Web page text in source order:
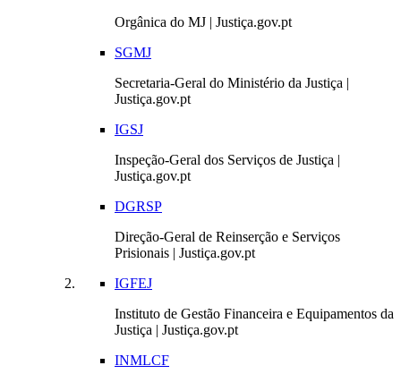
Orgânica do MJ | Justiça.gov.pt
SGMJ
Secretaria-Geral do Ministério da Justiça |
Justiça.gov.pt
IGSJ
Inspeção-Geral dos Serviços de Justiça |
Justiça.gov.pt
DGRSP
Direção-Geral de Reinserção e Serviços
Prisionais | Justiça.gov.pt
IGFEJ
Instituto de Gestão Financeira e Equipamentos da
Justiça | Justiça.gov.pt
INMLCF